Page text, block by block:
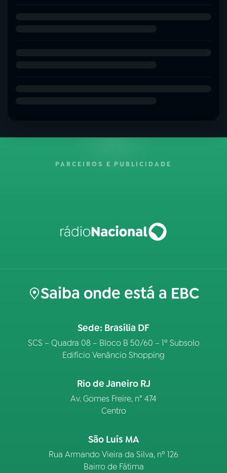
PARCEIROS E PUBLICIDADE
Saiba onde está a EBC
Sede: Brasília DF
SCS – Quadra 08 – Bloco B 50/60 – 1º Subsolo
Edifício Venâncio Shopping
Rio de Janeiro RJ
Av. Gomes Freire, n° 474
Centro
São Luís MA
Rua Armando Vieira da Silva, nº 126
Bairro de Fátima